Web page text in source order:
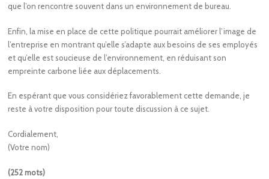
que l’on rencontre souvent dans un environnement de bureau.
Enfin, la mise en place de cette politique pourrait améliorer l’image de
l’entreprise en montrant qu’elle s’adapte aux besoins de ses employés
et qu’elle est soucieuse de l’environnement, en réduisant son
empreinte carbone liée aux déplacements.
En espérant que vous considériez favorablement cette demande, je
reste à votre disposition pour toute discussion à ce sujet.
Cordialement,
(Votre nom)
(252 mots)